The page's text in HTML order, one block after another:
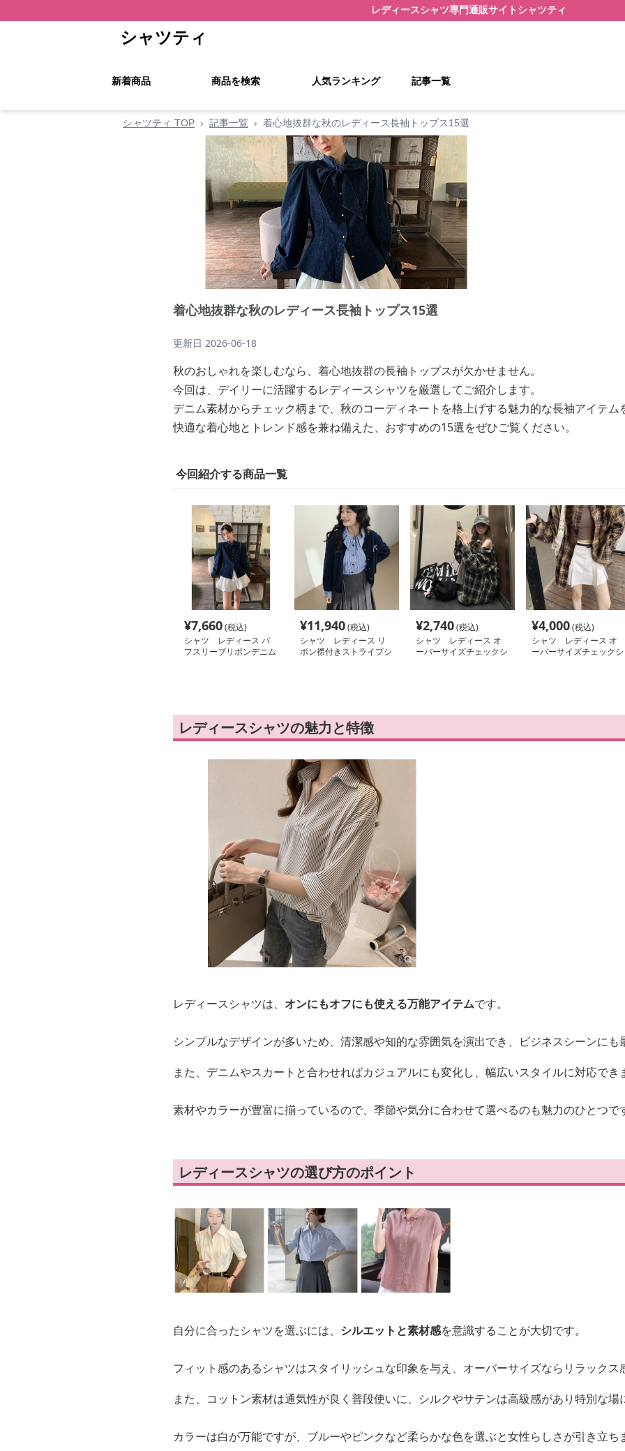
レディースシャツ専門通販サイト シャツティ
シャツティ
新着商品 商品を検索 人気ランキング 記事一覧
シャツティ TOP › 記事一覧 › 着心地抜群な秋のレディース長袖トップス15選
着心地抜群な秋のレディース長袖トップス15選
更新日 2026-06-18
秋のおしゃれを楽しむなら、着心地抜群の長袖トップスが欠かせません。
今回は、デイリーに活躍するレディースシャツを厳選してご紹介します。
デニム素材からチェック柄まで、秋のコーディネートを格上げする魅力的な長袖アイテム
快適な着心地とトレンド感を兼ね備えた、おすすめの15選をぜひご覧ください。
今回紹介する商品一覧
¥7,660(税込)
シャツ レディース パ
フスリーブリボンデニム
¥11,940(税込)
シャツ レディース リ
ボン襟付きストライプシ
¥2,740(税込)
シャツ レディース オ
ーバーサイズチェックシ
¥4,000(税込)
シャツ レディース オ
ーバーサイズチェックシ
レディースシャツの魅力と特徴
レディースシャツは、 オンにもオフにも使える万能アイテムです。
シンプルなデザインが多いため、清潔感や知的な雰囲気を演出でき、ビジネスシーンにも
また、デニムやスカートと合わせればカジュアルにも変化し、幅広いスタイルに対応でき
素材やカラーが豊富に揃っているので、季節や気分に合わせて選べるのも魅力のひとつで
レディースシャツの選び方のポイント
自分に合ったシャツを選ぶには、 シルエットと素材感を意識することが大切です。
フィット感のあるシャツはスタイリッシュな印象を与え、オーバーサイズならリラックス
また、コットン素材は通気性が良く普段使いに、シルクやサテンは高級感があり特別な場
カラーは白が万能ですが、ブルーやピンクなど柔らかな色を選ぶと女性らしさが引き立ち